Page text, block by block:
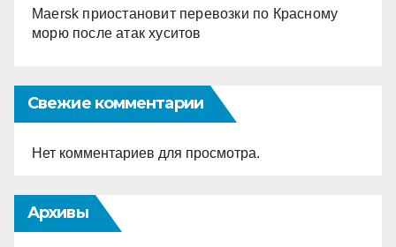
Maersk приостановит перевозки по Красному
морю после атак хуситов
Свежие комментарии
Нет комментариев для просмотра.
Архивы